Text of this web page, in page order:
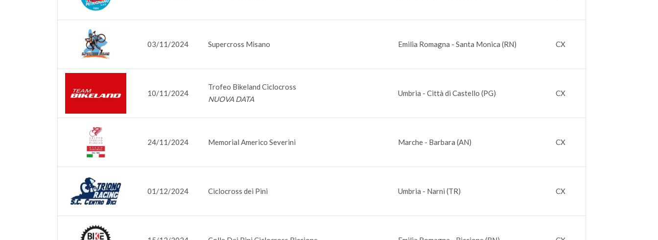
03/11/2024 Supercross Misano Emilia Romagna - Santa Monica (RN) CX
10/11/2024
Trofeo Bikeland Ciclocross
NUOVA DATA
Umbria - Città di Castello (PG) CX
24/11/2024 Memorial Americo Severini Marche - Barbara (AN) CX
01/12/2024 Ciclocross dei Pini Umbria - Narni (TR) CX